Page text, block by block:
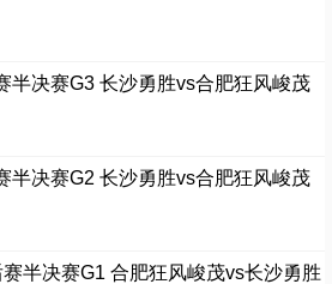
半决赛G3 长沙勇胜vs合肥狂风峻茂
半决赛G2 长沙勇胜vs合肥狂风峻茂
半决赛G1 合肥狂风峻茂vs长沙勇胜